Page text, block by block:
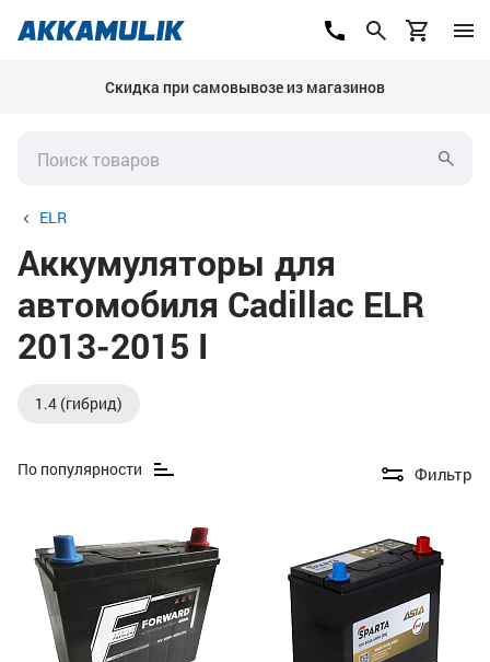
Скидка при самовывозе из магазинов
ELR
Аккумуляторы для
автомобиля Cadillac ELR
2013-2015 I
1.4 (гибрид)
По популярности Фильтр